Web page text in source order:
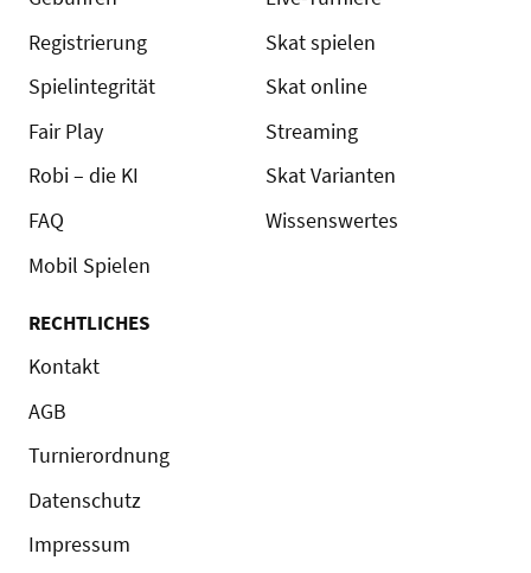
Registrierung
Spielintegrität
Fair Play
Robi – die KI
FAQ
Mobil Spielen
Skat spielen
Skat online
Streaming
Skat Varianten
Wissenswertes
RECHTLICHES
Kontakt
AGB
Turnierordnung
Datenschutz
Impressum